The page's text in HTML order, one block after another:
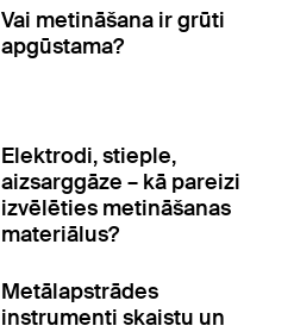
Vai metināšana ir grūti
apgūstama?
Elektrodi, stieple,
aizsarggāze – kā pareizi
izvēlēties metināšanas
materiālus?
Metālapstrādes
instrumenti skaistu un